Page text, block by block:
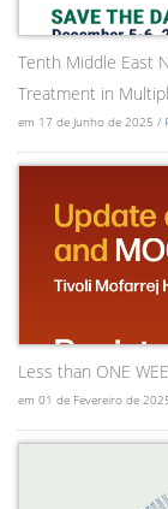
Tenth Middle East
Treatment in
em 17 de Junho de 2025 /
Less than ONE
em 01 de Fevereiro de